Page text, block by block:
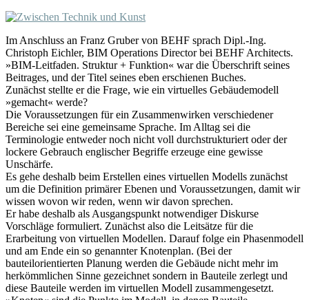
Im Anschluss an Franz Gruber von BEHF sprach Dipl.-Ing.
Christoph Eichler, BIM Operations Director bei BEHF Architects.
»BIM-Leitfaden. Struktur + Funktion« war die Überschrift seines
Beitrages, und der Titel seines eben erschienen Buches.
Zunächst stellte er die Frage, wie ein virtuelles Gebäudemodell
»gemacht« werde?
Die Voraussetzungen für ein Zusammenwirken verschiedener
Bereiche sei eine gemeinsame Sprache. Im Alltag sei die
Terminologie entweder noch nicht voll durchstrukturiert oder der
lockere Gebrauch englischer Begriffe erzeuge eine gewisse
Unschärfe.
Es gehe deshalb beim Erstellen eines virtuellen Modells zunächst
um die Definition primärer Ebenen und Voraussetzungen, damit wir
wissen wovon wir reden, wenn wir davon sprechen.
Er habe deshalb als Ausgangspunkt notwendiger Diskurse
Vorschläge formuliert. Zunächst also die Leitsätze für die
Erarbeitung von virtuellen Modellen. Darauf folge ein Phasenmodell
und am Ende ein so genannter Knotenplan. (Bei der
bauteilorientierten Planung werden die Gebäude nicht mehr im
herkömmlichen Sinne gezeichnet sondern in Bauteile zerlegt und
diese Bauteile werden im virtuellen Modell zusammengesetzt.